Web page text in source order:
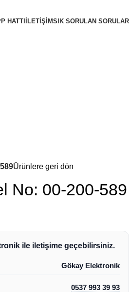
HATTI
İLETIŞIMSIK SORULAN SORULAR
Ürünlere geri dön
No: 00-200-589
ile iletişime geçebilirsiniz.
Gökay Elektronik
0537 993 39 93